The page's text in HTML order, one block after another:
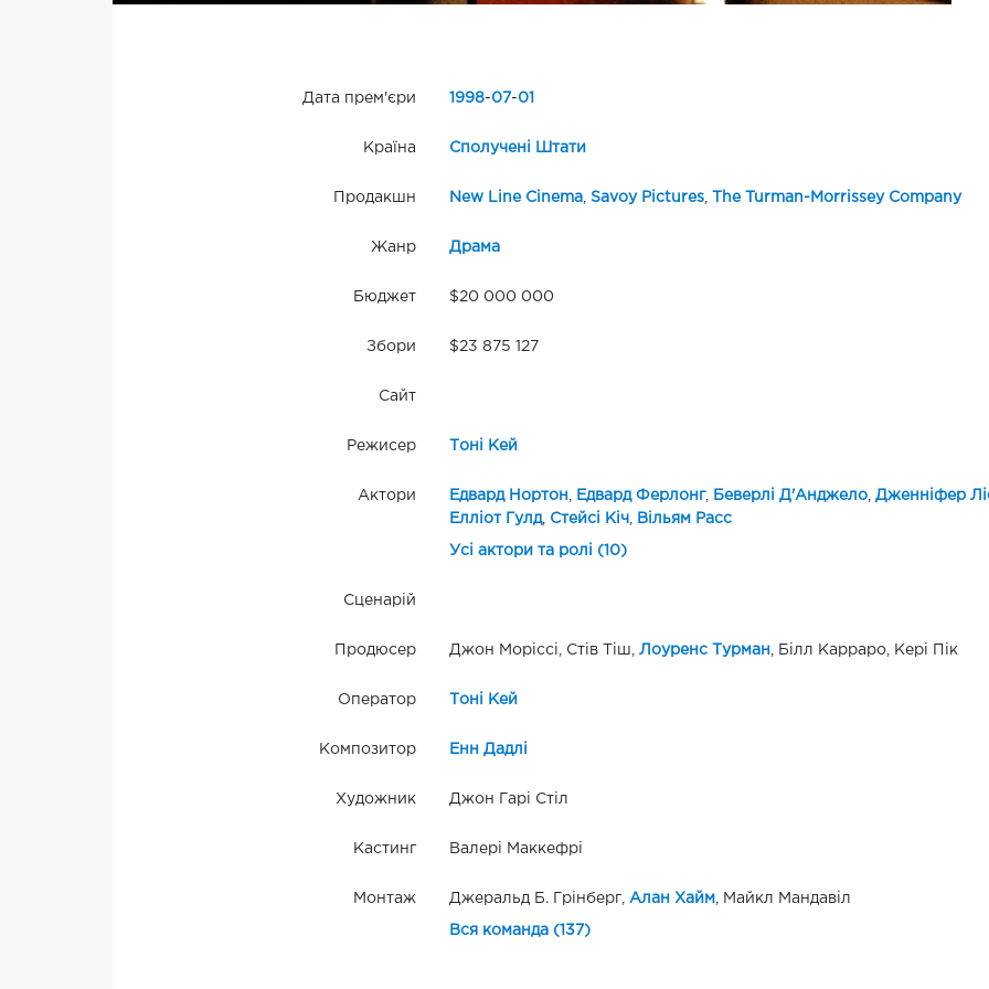
Дата прем'єри 1998-07-01
Країна Сполучені Штати
Продакшн New Line Cinema, Savoy Pictures, The Turman-Morrissey Company
Жанр Драма
Бюджет $20 000 000
Збори $23 875 127
Сайт
Режисер Тоні Кей
Актори Едвард Нортон Едвард Ферлонг, Беверлі Д'Анджело, Дженніфер
Елліот Гулд, Стейсі Кіч Вільям Расс
Усі актори та ролі (10)
Сценарій
Продюсер Джон Моріссі, Стів Тіш, Лоуренс Турман , Білл Карраро, Кері Пік
Оператор Тоні Кей
Композитор Енн Дадлі
Художник Джон Гарі Стіл
Кастинг Валері Маккефрі
Монтаж Джеральд Б. Грінберг, Алан Хайм , Майкл Мандавіл
Вся команда (137)